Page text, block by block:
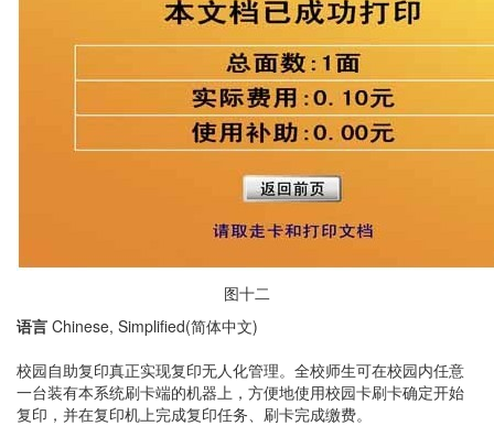
图十二
语言 Chinese, Simplified(简体中文)
校园自助复印真正实现复印无人化管理。全校师生可在校园内任意
一台装有本系统刷卡端的机器上，方便地使用校园卡刷卡确定开始
复印，并在复印机上完成复印任务、刷卡完成缴费。